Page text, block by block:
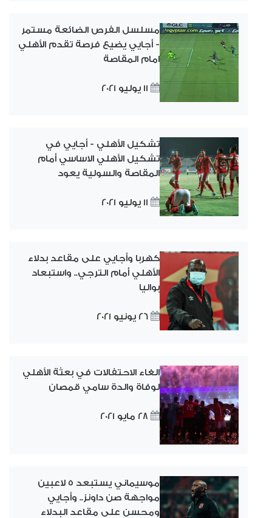
مسلسل الفرص الضائعة مستمر
- أجايي يضيع فرصة تقدم الأهلي
امام المقاصة
11 يوليو 2021
تشكيل الأهلي - أجايي في
تشكيل الأهلي الاساسي أمام
المقاصة والسولية يعود
11 يوليو 2021
كهربا وأجايي على مقاعد بدلاء
الأهلي أمام الترجي.. واستبعاد
بواليا
26 يونيو 2021
الغاء الاحتفالات في بعثة الأهلي
لوفاة والدة سامي قمصان
28 مايو 2021
موسيماني يستبعد 5 لاعبين
مواجهة صن داونز.. وأجايي
ومحسن على مقاعد البدلاء